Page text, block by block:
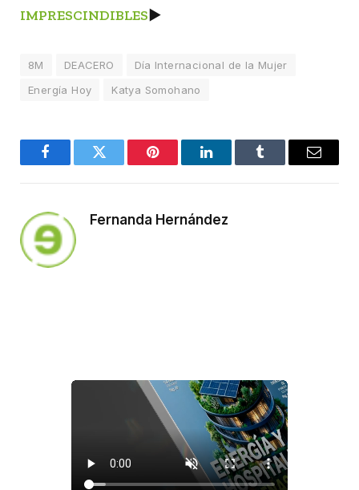
IMPRESCINDIBLES►
8M DEACERO
Día Internacional de la Mujer
Energía Hoy
Katya Somohano
FacebookTwitter Pinterest LinkedInTumblr Email
Fernanda Hernández